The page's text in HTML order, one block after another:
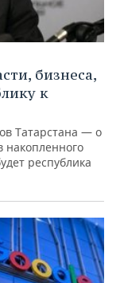
бизнеса,
к
Татарстана — о
накопленного
республика